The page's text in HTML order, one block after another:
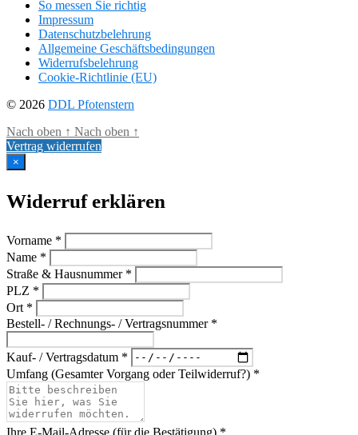
So messen Sie richtig
Impressum
Datenschutzbelehrung
Allgemeine Geschäftsbedingungen
Widerrufsbelehrung
Cookie-Richtlinie (EU)
© 2026 DDL Pfotenstern
Nach oben ↑ Nach oben ↑
Vertrag widerrufen
×
Widerruf erklären
Vorname *
Name *
Straße & Hausnummer *
PLZ *
Ort *
Bestell- / Rechnungs- / Vertragsnummer *
Kauf- / Vertragsdatum *
Umfang (Gesamter Vorgang oder Teilwiderruf?) *
Ihre E-Mail-Adresse (für die Bestätigung) *